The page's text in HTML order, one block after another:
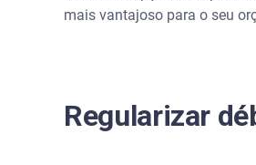
Como saber se tenho
mais vantajoso para o seu
Regularizar